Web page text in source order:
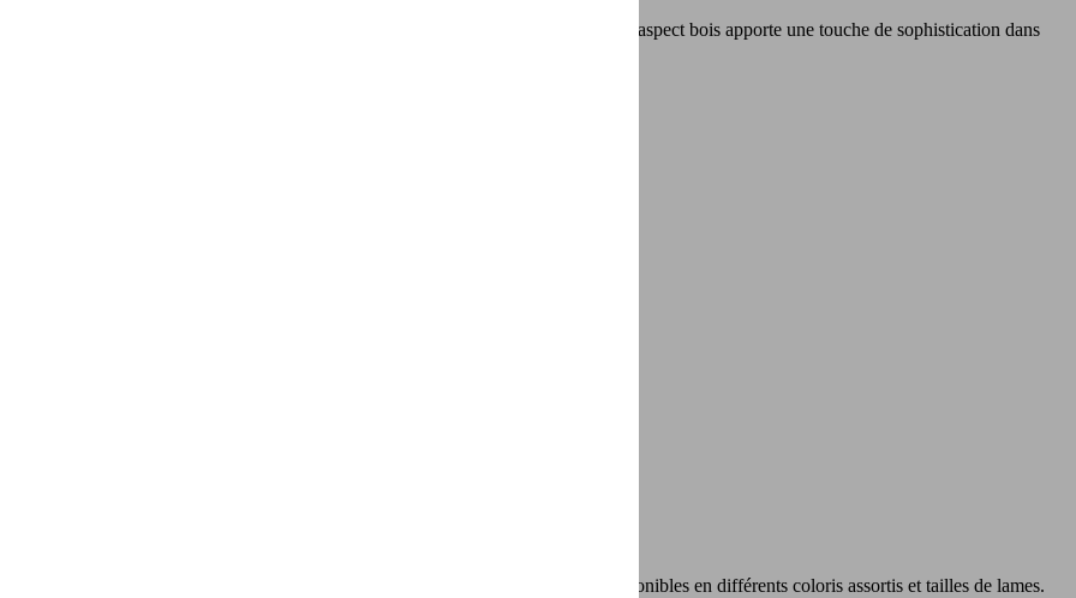
durée d'affûtage prolongée. Leur combinaison de lames noires et de manches aspect bois apporte une touche de sophistication dans
Équilibre de Durandal
. Disponibles en différents coloris assortis et tailles de lames.